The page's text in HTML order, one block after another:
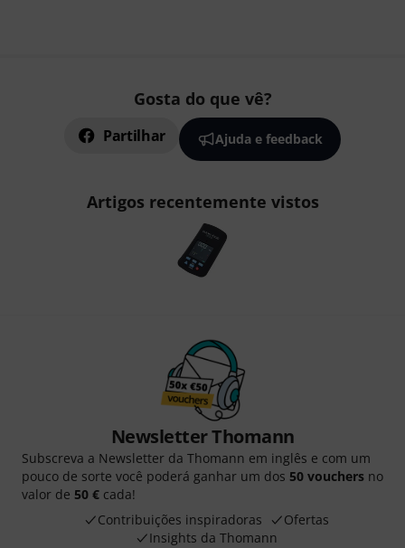
Gosta do que vê?
Partilhar Ajuda e feedback
Artigos recentemente vistos
Newsletter Thomann
Subscreva a Newsletter da Thomann em inglês e com um
pouco de sorte você poderá ganhar um dos 50 vouchers no
valor de 50 € cada!
Contribuições inspiradoras
Ofertas
Insights da Thomann